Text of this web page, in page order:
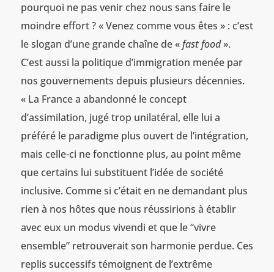
pourquoi ne pas venir chez nous sans faire le
moindre effort ? « Venez comme vous êtes » : c’est
le slogan d’une grande chaîne de «fast food».
C’est aussi la politique d’immigration menée par
nos gouvernements depuis plusieurs décennies.
« La France a abandonné le concept
d’assimilation, jugé trop unilatéral, elle lui a
préféré le paradigme plus ouvert de l’intégration,
mais celle-ci ne fonctionne plus, au point même
que certains lui substituent l’idée de société
inclusive. Comme si c’était en ne demandant plus
rien à nos hôtes que nous réussirions à établir
avec eux un modus vivendi et que le “vivre
ensemble” retrouverait son harmonie perdue. Ces
replis successifs témoignent de l’extrême